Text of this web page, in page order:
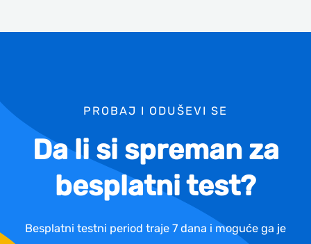
PROBAJ I ODUŠEVI SE
Da li si spreman za
besplatni test?
Besplatni testni period traje 7 dana i moguće ga je